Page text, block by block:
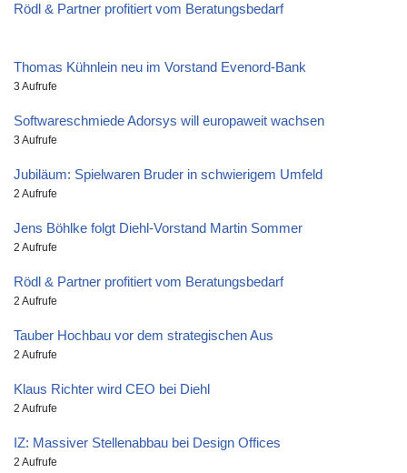
Rödl & Partner profitiert vom Beratungsbedarf
Thomas Kühnlein neu im Vorstand Evenord-Bank
3 Aufrufe
Softwareschmiede Adorsys will europaweit wachsen
3 Aufrufe
Jubiläum: Spielwaren Bruder in schwierigem Umfeld
2 Aufrufe
Jens Böhlke folgt Diehl-Vorstand Martin Sommer
2 Aufrufe
Rödl & Partner profitiert vom Beratungsbedarf
2 Aufrufe
Tauber Hochbau vor dem strategischen Aus
2 Aufrufe
Klaus Richter wird CEO bei Diehl
2 Aufrufe
IZ: Massiver Stellenabbau bei Design Offices
2 Aufrufe